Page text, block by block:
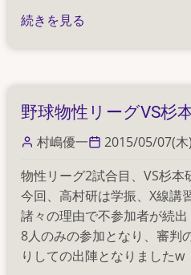
功
My
続きを見る
野球物性リーグVS杉
村嶋優一
2015/05/07(木
物性リーグ2試合目、VS杉本
今回、高村研は学振、X線講
諸々の理由で不参加者が続出
8人のみの参加となり、審判
りしての出陣となりましたw